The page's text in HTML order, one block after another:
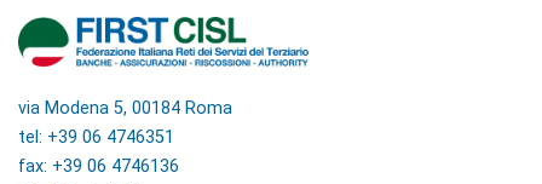
via Modena 5, 00184 Roma
tel: +39 06 4746351
fax: +39 06 4746136